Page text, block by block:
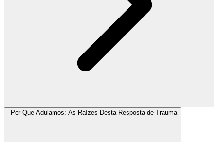
Por Que Adulamos: As Raízes Desta Resposta de Trauma